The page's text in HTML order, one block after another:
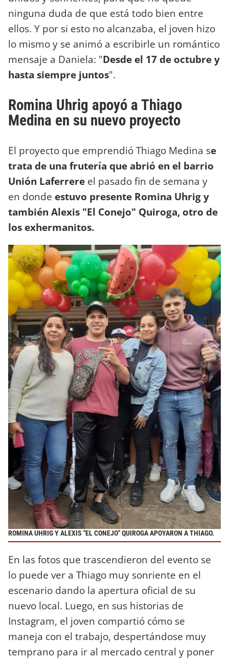
ninguna duda de que está todo bien entre
ellos. Y por si esto no alcanzaba, el joven hizo
lo mismo y se animó a escribirle un romántico
mensaje a Daniela: "Desde el 17 de octubre y
hasta siempre juntos".
Romina Uhrig apoyó a Thiago
Medina en su nuevo proyecto
El proyecto que emprendió Thiago Medina se
trata de una frutería que abrió en el barrio
Unión Laferrere el pasado fin de semana y
en donde estuvo presente Romina Uhrig y
también Alexis "El Conejo" Quiroga, otro de
los exhermanitos.
ROMINA UHRIG Y ALEXIS "EL CONEJO" QUIROGA APOYARON A THIAGO.
En las fotos que trascendieron del evento se
lo puede ver a Thiago muy sonriente en el
escenario dando la apertura oficial de su
nuevo local. Luego, en sus historias de
Instagram, el joven compartió cómo se
maneja con el trabajo, despertándose muy
temprano para ir al mercado central y poner